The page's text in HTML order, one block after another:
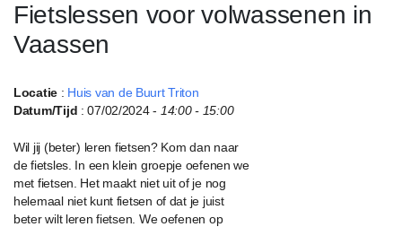
Fietslessen voor volwassenen in
Vaassen
Locatie : Huis van de Buurt Triton
Datum/Tijd : 07/02/2024 - 14:00 - 15:00
Wil jij (beter) leren fietsen? Kom dan naar
de fietsles. In een klein groepje oefenen we
met fietsen. Het maakt niet uit of je nog
helemaal niet kunt fietsen of dat je juist
beter wilt leren fietsen. We oefenen op